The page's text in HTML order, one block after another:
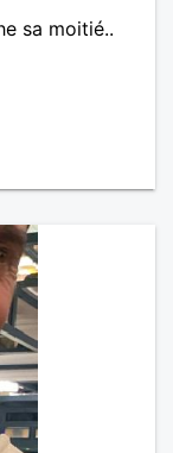
sa moitié..